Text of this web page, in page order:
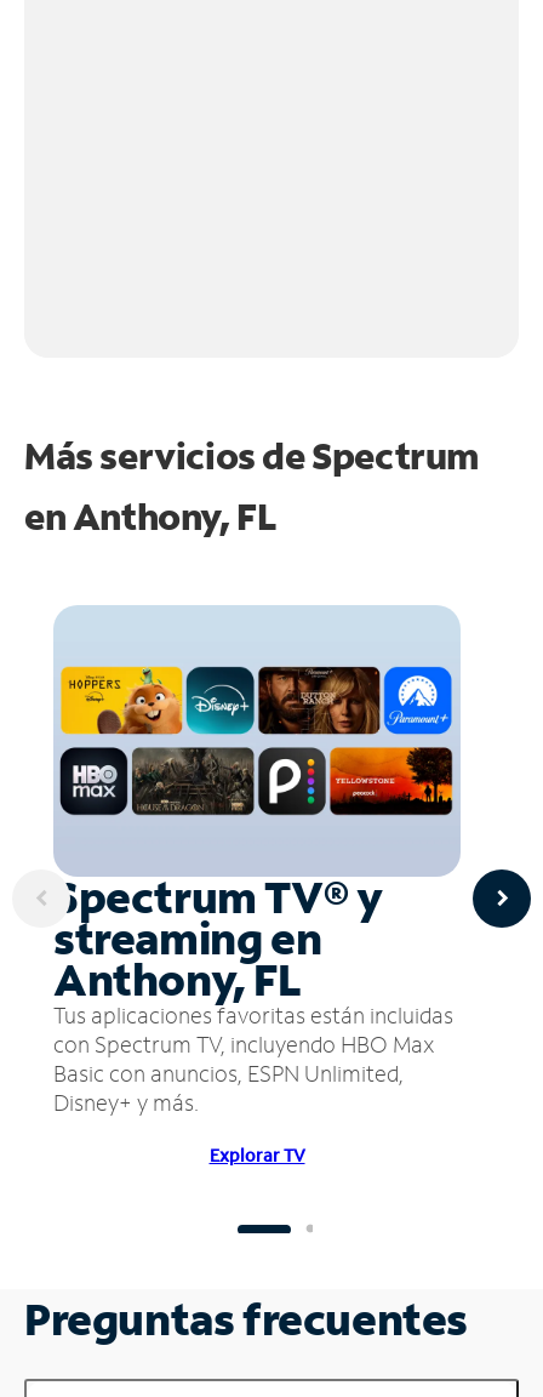
Más servicios de Spectrum
enAnthony, FL
Spectrum TV® y
streaming en
Anthony, FL
Tus aplicaciones favoritas están incluidas
con Spectrum TV, incluyendo HBO Max
Basic con anuncios, ESPN Unlimited,
Disney+ y más.
Explorar TV
Preguntas frecuentes